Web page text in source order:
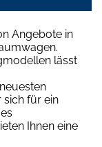
Angebote in
lässt
sich für ein
Ihnen eine